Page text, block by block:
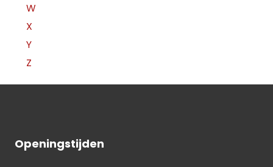
W
X
Y
Z
Openingstijden